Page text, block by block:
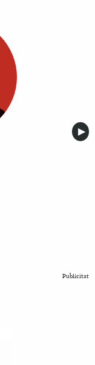
▶︎
Publicitat